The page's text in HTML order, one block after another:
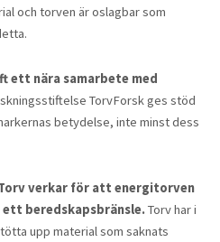
och torven är oslagbar som
ett nära samarbete med
TorvForsk ges stöd
betydelse, inte minst dess
verkar för att energitorven
beredskapsbränsle.Torv har i
upp material som saknats